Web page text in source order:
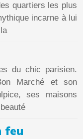
quartiers les plus
incarne à lui
du chic parisien.
Marché et son
ses maisons
feu